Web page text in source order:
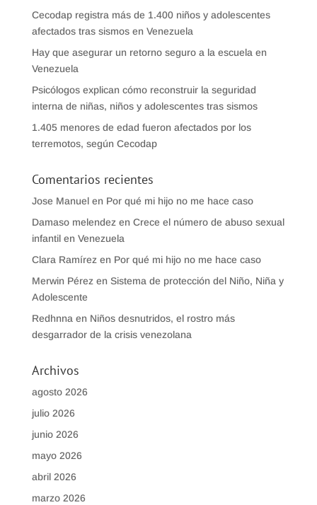
Cecodap registra más de 1.400 niños y adolescentes
afectados tras sismos en Venezuela
Hay que asegurar un retorno seguro a la escuela en
Venezuela
Psicólogos explican cómo reconstruir la seguridad
interna de niñas, niños y adolescentes tras sismos
1.405 menores de edad fueron afectados por los
terremotos, según Cecodap
Comentarios recientes
Jose Manuelen Por qué mi hijo no me hace caso
Damaso melendez en Crece el número de abuso sexual
infantil en Venezuela
Clara Ramírez en Por qué mi hijo no me hace caso
Merwin Pérez en Sistema de protección del Niño, Niña y
Adolescente
Redhnna en Niños desnutridos, el rostro más
desgarrador de la crisis venezolana
Archivos
agosto 2026
julio 2026
junio 2026
mayo 2026
abril 2026
marzo 2026